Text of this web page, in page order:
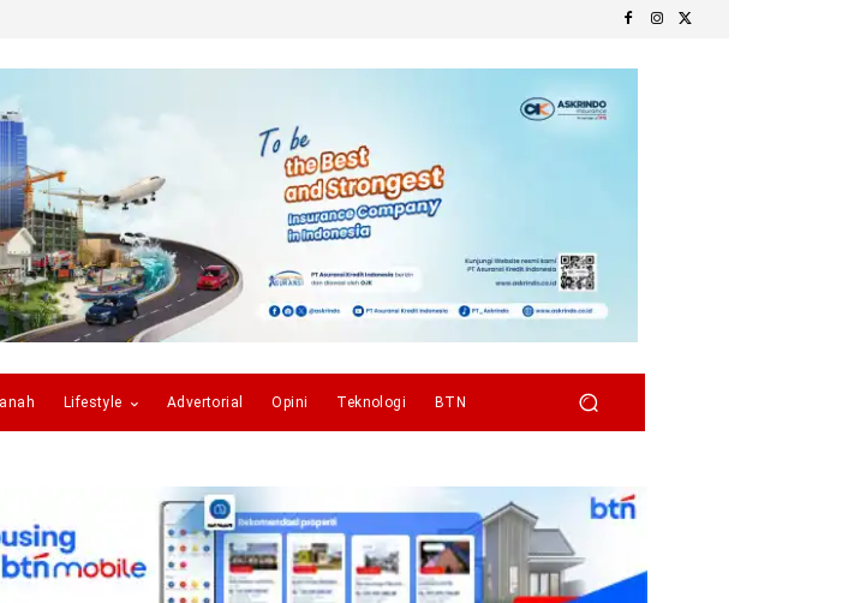
Lifestyle Advertorial Opini Teknologi BTN